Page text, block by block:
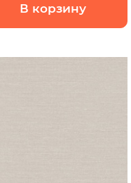
В корзину